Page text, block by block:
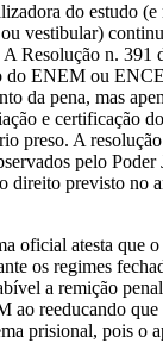
do estudo (e
vestibular)
A Resolução n. 391
do ENEM ou
da pena, mas
e certificação
preso. A resolução
pelo
direito previsto no
oficial atesta que
os regimes
a remição
ao reeducando
prisional, pois o